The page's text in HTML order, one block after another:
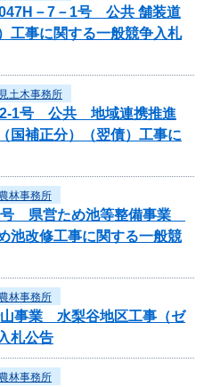
047H－7－1号 公共 舗装道
工事に関する一般競争入札
土木事務所
1号 公共 地域連携推進
国補正分）（翌債）工事に
林事務所
号 県営ため池等整備事業
改修工事に関する一般競
林事務所
山事業 水梨谷地区工事（ゼ
札公告
林事務所